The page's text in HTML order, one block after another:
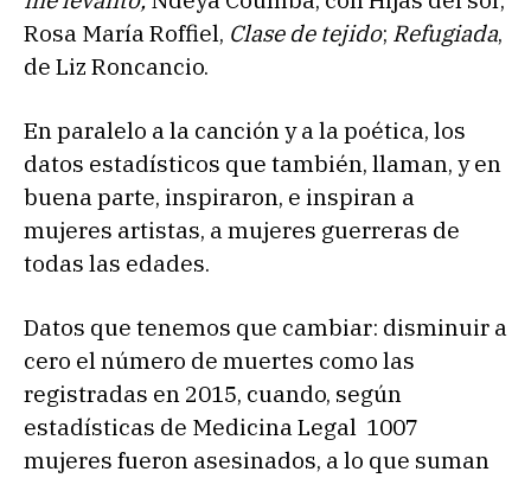
Rosa María Roffiel, Clase de tejido; Refugiada,
de Liz Roncancio.
En paralelo a la canción y a la poética, los
datos estadísticos que también, llaman, y en
buena parte, inspiraron, e inspiran a
mujeres artistas, a mujeres guerreras de
todas las edades.
Datos que tenemos que cambiar: disminuir a
cero el número de muertes como las
registradas en 2015, cuando, según
estadísticas de Medicina Legal 1007
mujeres fueron asesinados, a lo que suman